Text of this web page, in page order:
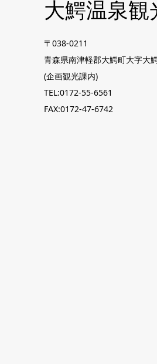
大鰐温泉観
〒038-0211
青森県南津軽郡大鰐町大字大
(企画観光課内)
TEL:0172-55-6561
FAX:0172-47-6742